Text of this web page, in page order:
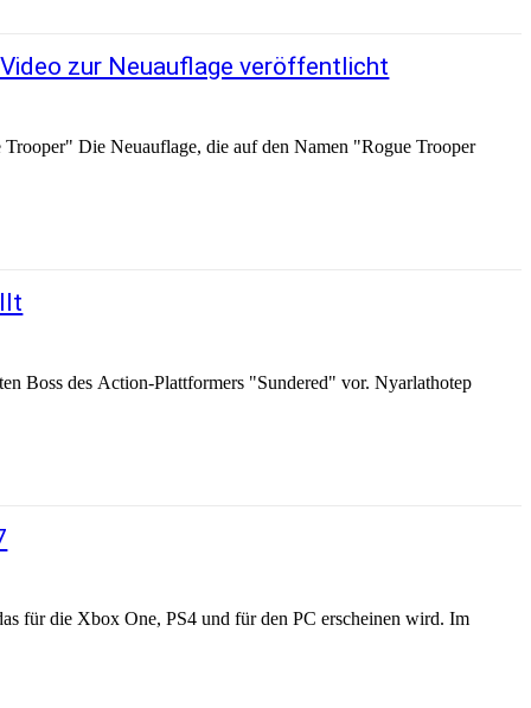
zur Neuauflage veröffentlicht
Die Neuauflage, die auf den Namen "Rogue Trooper
Boss des Action-Plattformers "Sundered" vor. Nyarlathotep
für die Xbox One, PS4 und für den PC erscheinen wird. Im